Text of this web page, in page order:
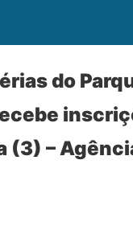
do
(3) –